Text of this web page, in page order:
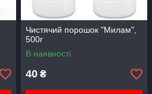
Чистячий порошок "Милам",
500г
В наявності
40 ₴